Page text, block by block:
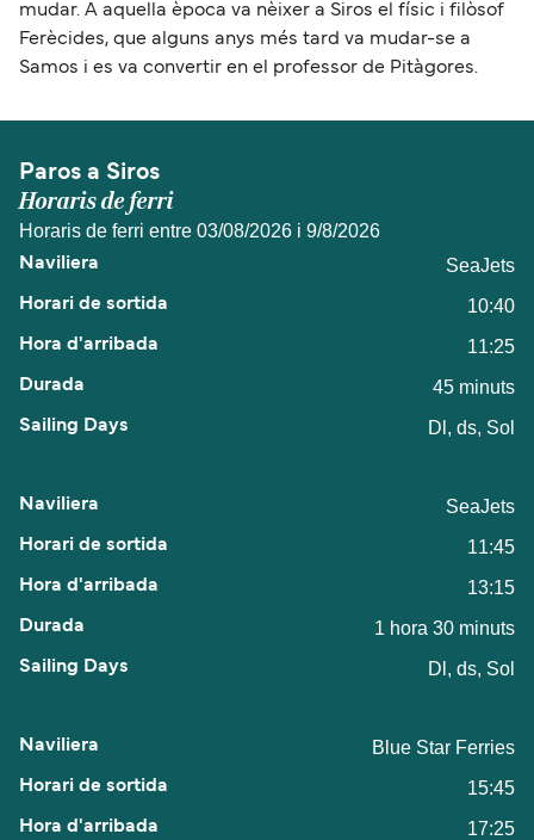
mudar. A aquella època va nèixer a Siros el físic i filòsof
Ferècides, que alguns anys més tard va mudar-se a
Samos i es va convertir en el professor de Pitàgores.
Paros a Siros
Horaris de ferri
Horaris de ferri entre 03/08/2026 i 9/8/2026
SeaJets
10:40
11:25
45 minuts
Dl, ds, Sol
SeaJets
11:45
13:15
1 hora 30 minuts
Dl, ds, Sol
Blue Star Ferries
15:45
17:25